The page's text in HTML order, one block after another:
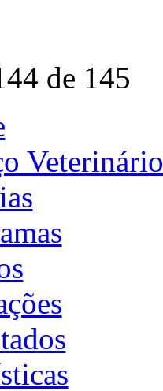
de 145
Veterinário